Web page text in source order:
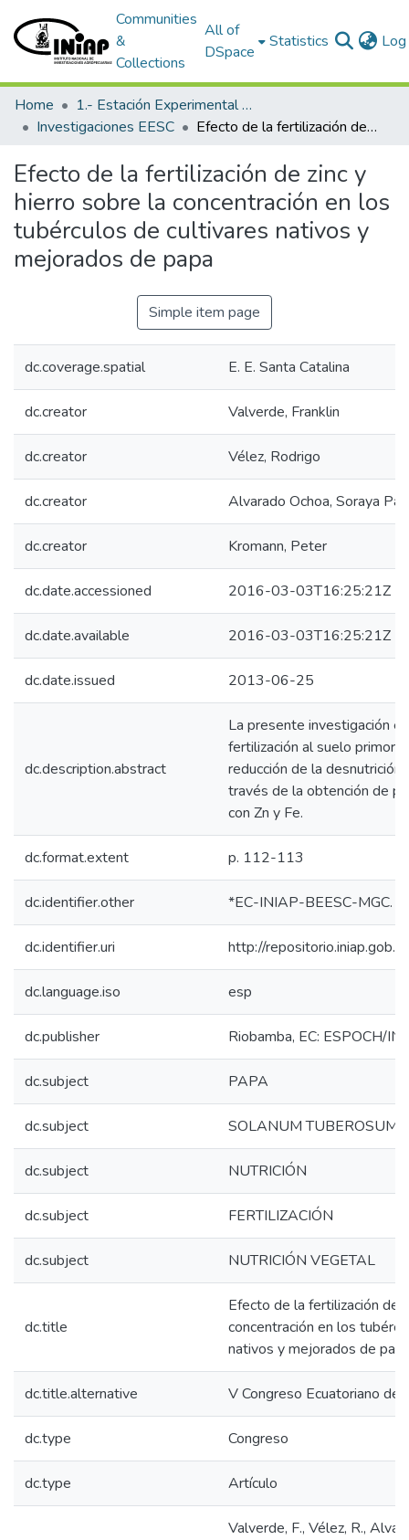
Communities
&
Collections
All of
DSpace
Statistics
Home
1.- Estación Experimental Santa Catalina
Investigaciones EESC
Efecto de la fertilización de zinc y hierro sobre la concentración en los tubérculos de cultivares nativos y mejorados de papa
Efecto de la fertilización de zinc y
hierro sobre la concentración en los
tubérculos de cultivares nativos y
mejorados de papa
Simple item page
dc.coverage.spatial E. E. Santa Catalina
dc.creator Valverde, Franklin
dc.creator Vélez, Rodrigo
dc.creator Alvarado Ochoa, Soraya
dc.creator Kromann, Peter
dc.date.accessioned 2016-03-03T16:25:21Z
dc.date.available 2016-03-03T16:25:21Z
dc.date.issued 2013-06-25
dc.description.abstract
La presente investigación
fertilización al suelo
reducción de la desnutrición
través de la obtención de
con Zn y Fe.
dc.format.extent p. 112-113
dc.identifier.other *EC-INIAP-BEESC-MGC.
dc.identifier.uri http://
dc.language.iso esp
dc.publisher Riobamba, EC: ESPOCH/
dc.subject PAPA
dc.subject SOLANUM TUBEROSUM
dc.subject NUTRICIÓN
dc.subject FERTILIZACIÓN
dc.subject NUTRICIÓN VEGETAL
dc.title
Efecto de la fertilización de
concentración en los
nativos y mejorados de
dc.title.alternative V Congreso Ecuatoriano de
dc.type Congreso
dc.type Artículo
Valverde, F., Vélez, R.,